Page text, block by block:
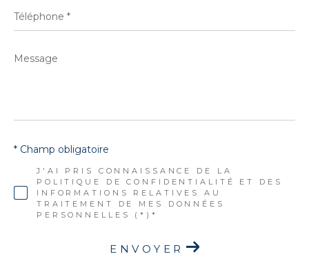
*
Message
J'AI PRIS CONNAISSANCE DE LA
POLITIQUE DE CONFIDENTIALITÉ ET DES
INFORMATIONS RELATIVES AU
TRAITEMENT DE MES DONNÉES
PERSONNELLES (*)*
* Champ obligatoire
ENVOYER